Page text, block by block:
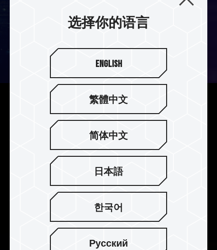
解放容量上限更多工
起步即从单支 8GB 开始，且依据 JEDEC 规范，可
发展至单支 128GB，解放你的内存容量上限，享受
同步多任务处理的流畅体验。
选择你的语言
English
繁體中文
简体中文
日本語
한국어
Русский